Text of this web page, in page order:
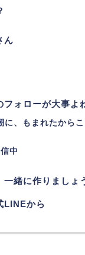
ん
ォローが大事よ
、もまれたから
中
緒に作りましょ
LINEから